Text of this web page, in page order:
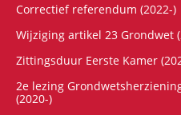
Correctief referendum (2022-)
Wijziging artikel 23 Grondwet
Zittingsduur Eerste Kamer
2e lezing
(2020-)